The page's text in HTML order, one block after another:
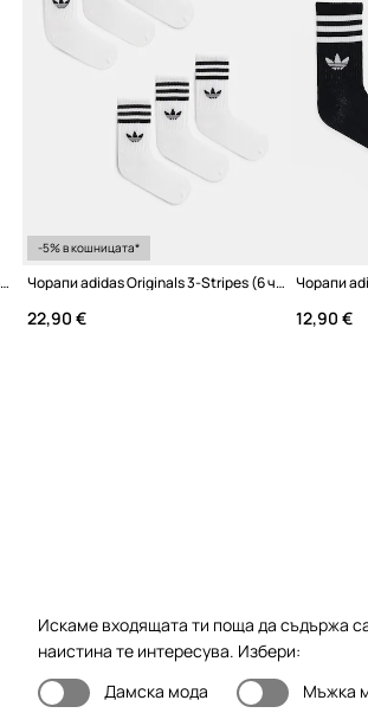
Чорапи adidas Originals Wb Cro Hi Sock
-5% в кошницата*
Чорапи adidas Originals 3-Stripes (6 чифта)
22,90 € 12,90 €
Искаме входящата ти поща да съдържа
наистина те интересува. Избери:
Дамска мода
Мъжка